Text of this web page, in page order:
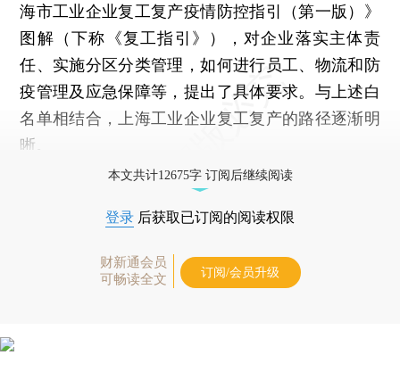
海市工业企业复工复产疫情防控指引（第一版）》
图解（下称《复工指引》），对企业落实主体责
任、实施分区分类管理，如何进行员工、物流和防
疫管理及应急保障等，提出了具体要求。与上述白
名单相结合，上海工业企业复工复产的路径逐渐明
晰。
本文共计12675字 订阅后继续阅读
登录 后获取已订阅的阅读权限
财新通会员
可畅读全文
订阅/会员升级